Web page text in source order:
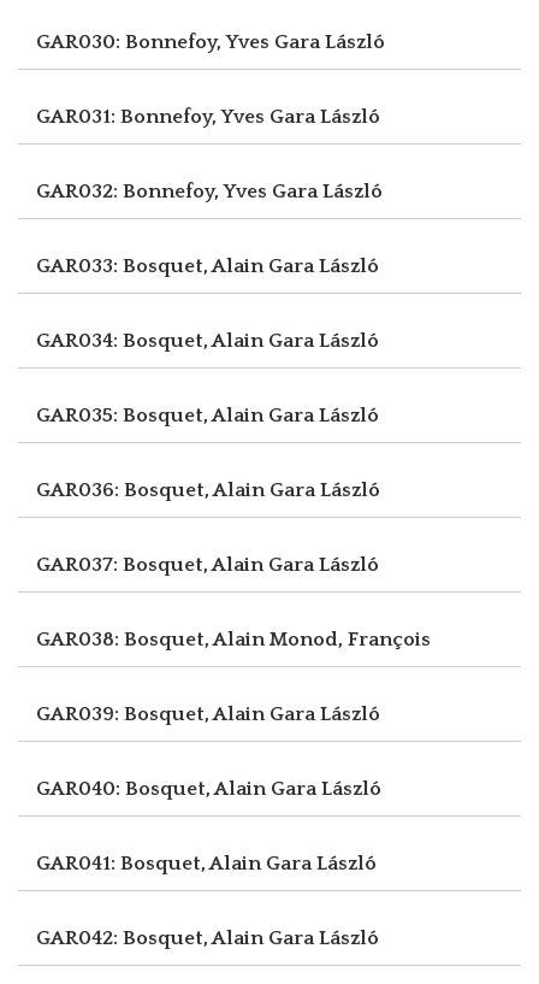
GAR030: Bonnefoy, Yves Gara László
GAR031: Bonnefoy, Yves Gara László
GAR032: Bonnefoy, Yves Gara László
GAR033: Bosquet, Alain Gara László
GAR034: Bosquet, Alain Gara László
GAR035: Bosquet, Alain Gara László
GAR036: Bosquet, Alain Gara László
GAR037: Bosquet, Alain Gara László
GAR038: Bosquet, AlainMonod, François
GAR039: Bosquet, Alain Gara László
GAR040: Bosquet, Alain Gara László
GAR041: Bosquet, Alain Gara László
GAR042: Bosquet, Alain Gara László